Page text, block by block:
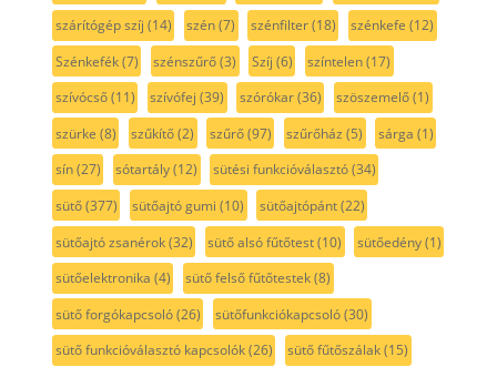
szárítógép szíj (14) szén(7) szénfilter(18) szénkefe (12)
Szénkefék(7) szénszűrő(3) Szíj (6) színtelen(17)
szívócső(11) szívófej (39) szórókar(36) szöszemelő(1)
szürke (8) szűkítő(2) szűrő(97) szűrőház (5) sárga (1)
sín(27) sótartály(12) sütési funkcióválasztó(34)
sütő(377) sütőajtó gumi (10) sütőajtópánt(22)
sütőajtó zsanérok(32) sütő alsó fűtőtest(10) sütőedény(1)
sütőelektronika (4) sütő felső fűtőtestek(8)
sütő forgókapcsoló(26) sütőfunkciókapcsoló(30)
sütő funkcióválasztó kapcsolók(26) sütő fűtőszálak(15)